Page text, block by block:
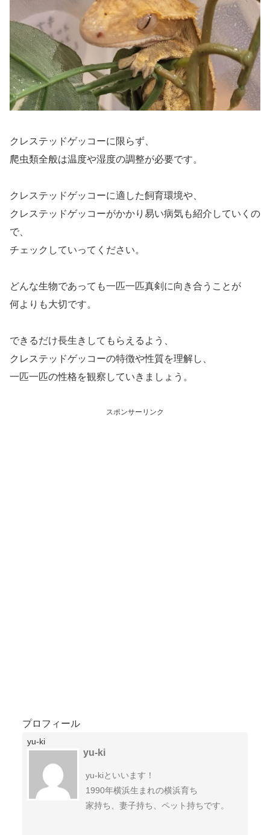
クレステッドゲッコーに限らず、
爬虫類全般は温度や湿度の調整が必要です。
クレステッドゲッコーに適した飼育環境や、
クレステッドゲッコーがかかり易い病気も紹介していくの
で、
チェックしていってください。
どんな生物であっても一匹一匹真剣に向き合うことが
何よりも大切です。
できるだけ長生きしてもらえるよう、
クレステッドゲッコーの特徴や性質を理解し、
一匹一匹の性格を観察していきましょう。
スポンサーリンク
プロフィール
yu-ki
yu-ki
yu-kiといいます！
1990年横浜生まれの横浜育ち
家持ち、妻子持ち、ペット持ちです。